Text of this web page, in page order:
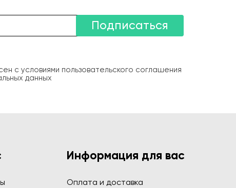
Подписаться
с условиями пользовательского соглашения
данных
Информация для вас
Оплата и доставка